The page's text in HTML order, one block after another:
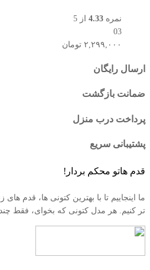
نمره 4.33 از 5
03
۲,۲۹۹,۰۰۰ تومان
ارسال رایگان
ضمانت بازگشت
پرداخت درب منزل
پشتیبانی سریع
قدم هاتو محکم بردار!
ما اینجاییم تا با بهترین کتونی ها، قدم
تر کنیم. هر مدل کتونی که بخوای، فقط